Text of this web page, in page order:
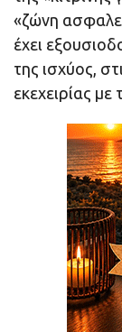
«ζώνη
έχει
της ισχύος,
εκεχειρίας με